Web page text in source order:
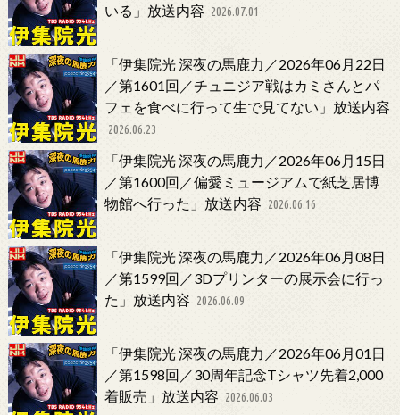
いる」放送内容 2026.07.01
「伊集院光 深夜の馬鹿力／2026年06月22日
／第1601回／チュニジア戦はカミさんとパ
フェを食べに行って生で見てない」放送内容
2026.06.23
「伊集院光 深夜の馬鹿力／2026年06月15日
／第1600回／偏愛ミュージアムで紙芝居博
物館へ行った」放送内容 2026.06.16
「伊集院光 深夜の馬鹿力／2026年06月08日
／第1599回／3Dプリンターの展示会に行っ
た」放送内容 2026.06.09
「伊集院光 深夜の馬鹿力／2026年06月01日
／第1598回／30周年記念Tシャツ先着2,000
着販売」放送内容 2026.06.03